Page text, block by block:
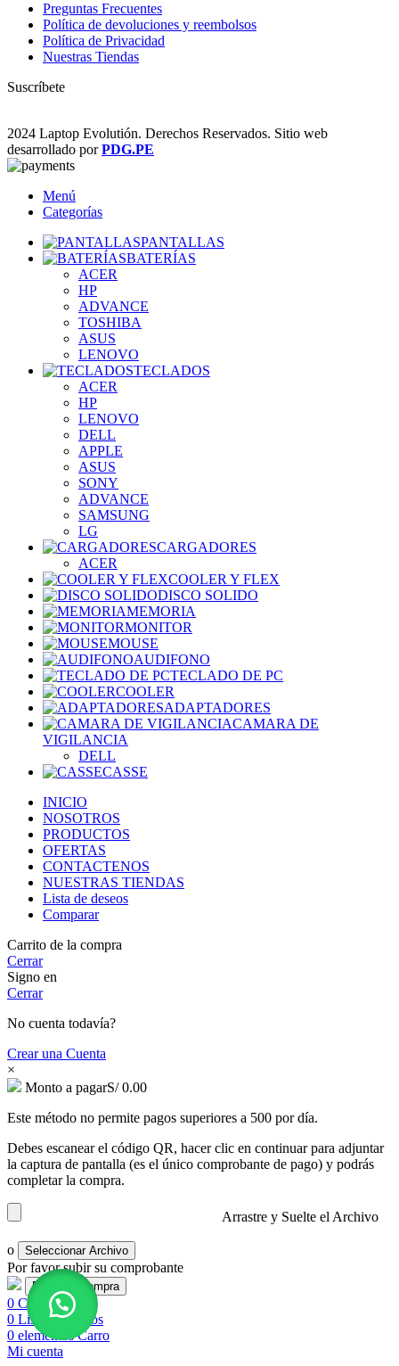
Preguntas Frecuentes
Política de devoluciones y reembolsos
Política de Privacidad
Nuestras Tiendas
Suscríbete
2024 Laptop Evolutión. Derechos Reservados. Sitio web
desarrollado porPDG.PE
Menú
Categorías
PANTALLAS
BATERÍAS
ACER
HP
ADVANCE
TOSHIBA
ASUS
LENOVO
TECLADOS
ACER
HP
LENOVO
DELL
APPLE
ASUS
SONY
ADVANCE
SAMSUNG
LG
CARGADORES
ACER
COOLER Y FLEX
DISCO SOLIDO
MEMORIA
MONITOR
MOUSE
AUDIFONO
TECLADO DE PC
COOLER
ADAPTADORES
CAMARA DE
VIGILANCIA
DELL
CASSE
INICIO
NOSOTROS
PRODUCTOS
OFERTAS
CONTACTENOS
NUESTRAS TIENDAS
Lista de deseos
Comparar
Carrito de la compra
Cerrar
Signo en
Cerrar
No cuenta todavía?
Crear una Cuenta
×
Monto a pagarS/0.00
Este método no permite pagos superiores a 500 por día.
Debes escanear el código QR, hacer clic en continuar para adjuntar
la captura de pantalla (es el único comprobante de pago) y podrás
completar la compra.
Arrastre y Suelte el Archivo
o Seleccionar Archivo
Por favor subir su comprobante
0 Comparar
0 Lista de deseos
0 elementos Carro
Mi cuenta